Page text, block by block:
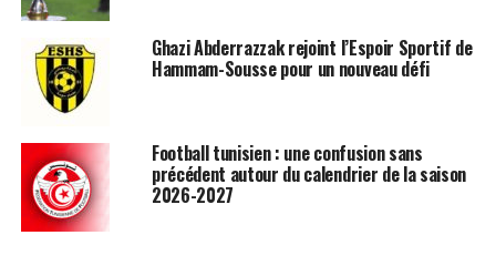
Ghazi Abderrazzak rejoint l’Espoir Sportif de
Hammam-Sousse pour un nouveau défi
Football tunisien : une confusion sans
précédent autour du calendrier de la saison
2026-2027